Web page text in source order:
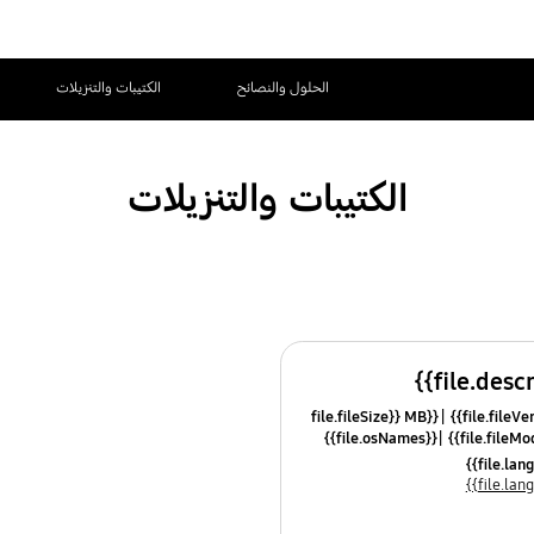
الحلول والنصائح الكتيبات والتنزيلات
الكتيبات والتنزيلات
{{file.fileSize}} MB
{{file.osNames}}